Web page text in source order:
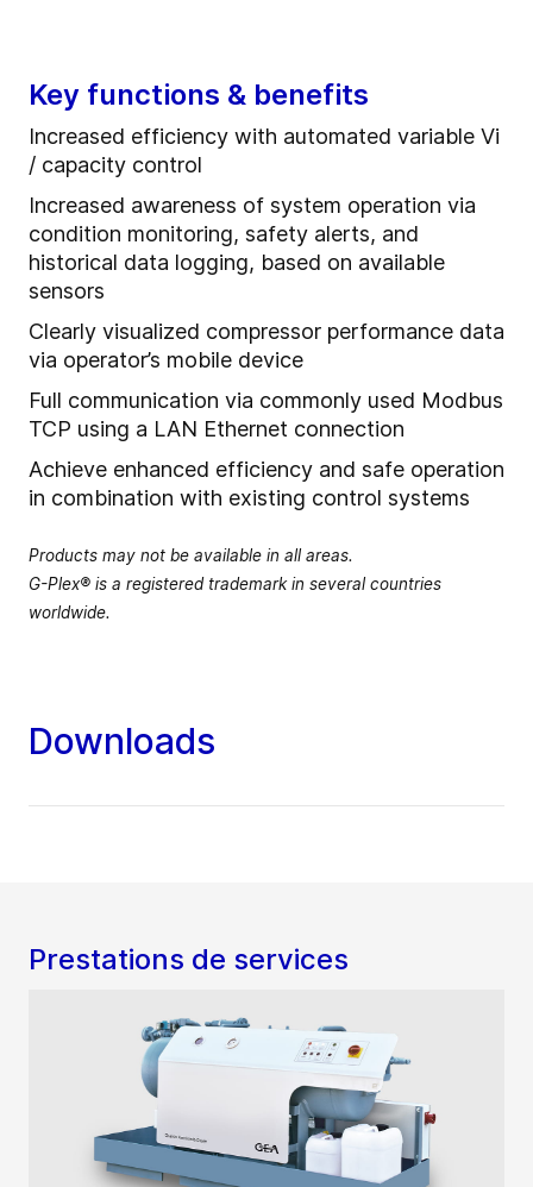
Key functions & benefits
Increased efficiency with automated variable Vi
/ capacity control
Increased awareness of system operation via
condition monitoring, safety alerts, and
historical data logging, based on available
sensors
Clearly visualized compressor performance data
via operator’s mobile device
Full communication via commonly used Modbus
TCP using a LAN Ethernet connection
Achieve enhanced efficiency and safe operation
in combination with existing control systems
Products may not be available in all areas.
G-Plex® is a registered trademark in several countries
worldwide.
Downloads
Prestations de services